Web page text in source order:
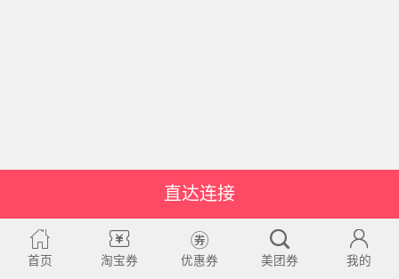
直达连接
首页 淘宝券 优惠券 美团券 我的